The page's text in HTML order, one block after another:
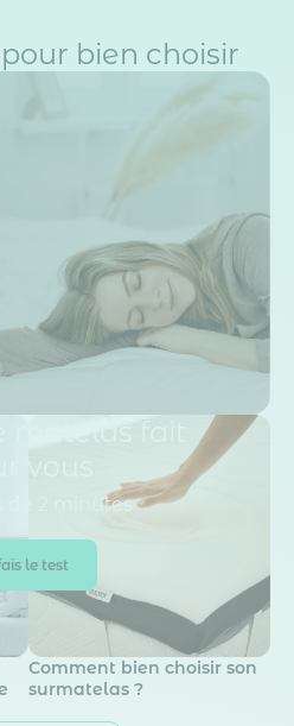
bien choisir
vous
de 2 minutes
le test
Comment bien choisir son
surmatelas ?